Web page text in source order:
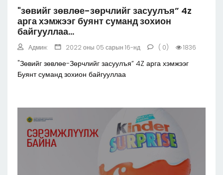
"зөвийг зөвлөе-зөрчлийг засуулъя” 4z
арга хэмжээг буянт суманд зохион
байгууллаа...
Админ: 2022 оны 05 сарын 16-нд ( 0) 1836
"Зөвийг зөвлөе-Зөрчлийг засуулъя” 4Z арга хэмжээг
Буянт суманд зохион байгууллаа